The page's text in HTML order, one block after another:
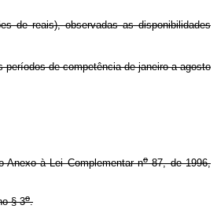
de reais), observadas as disponibilidades
de competência de janeiro a agosto
à Lei Complementar no87, de 1996,
§ 3o.